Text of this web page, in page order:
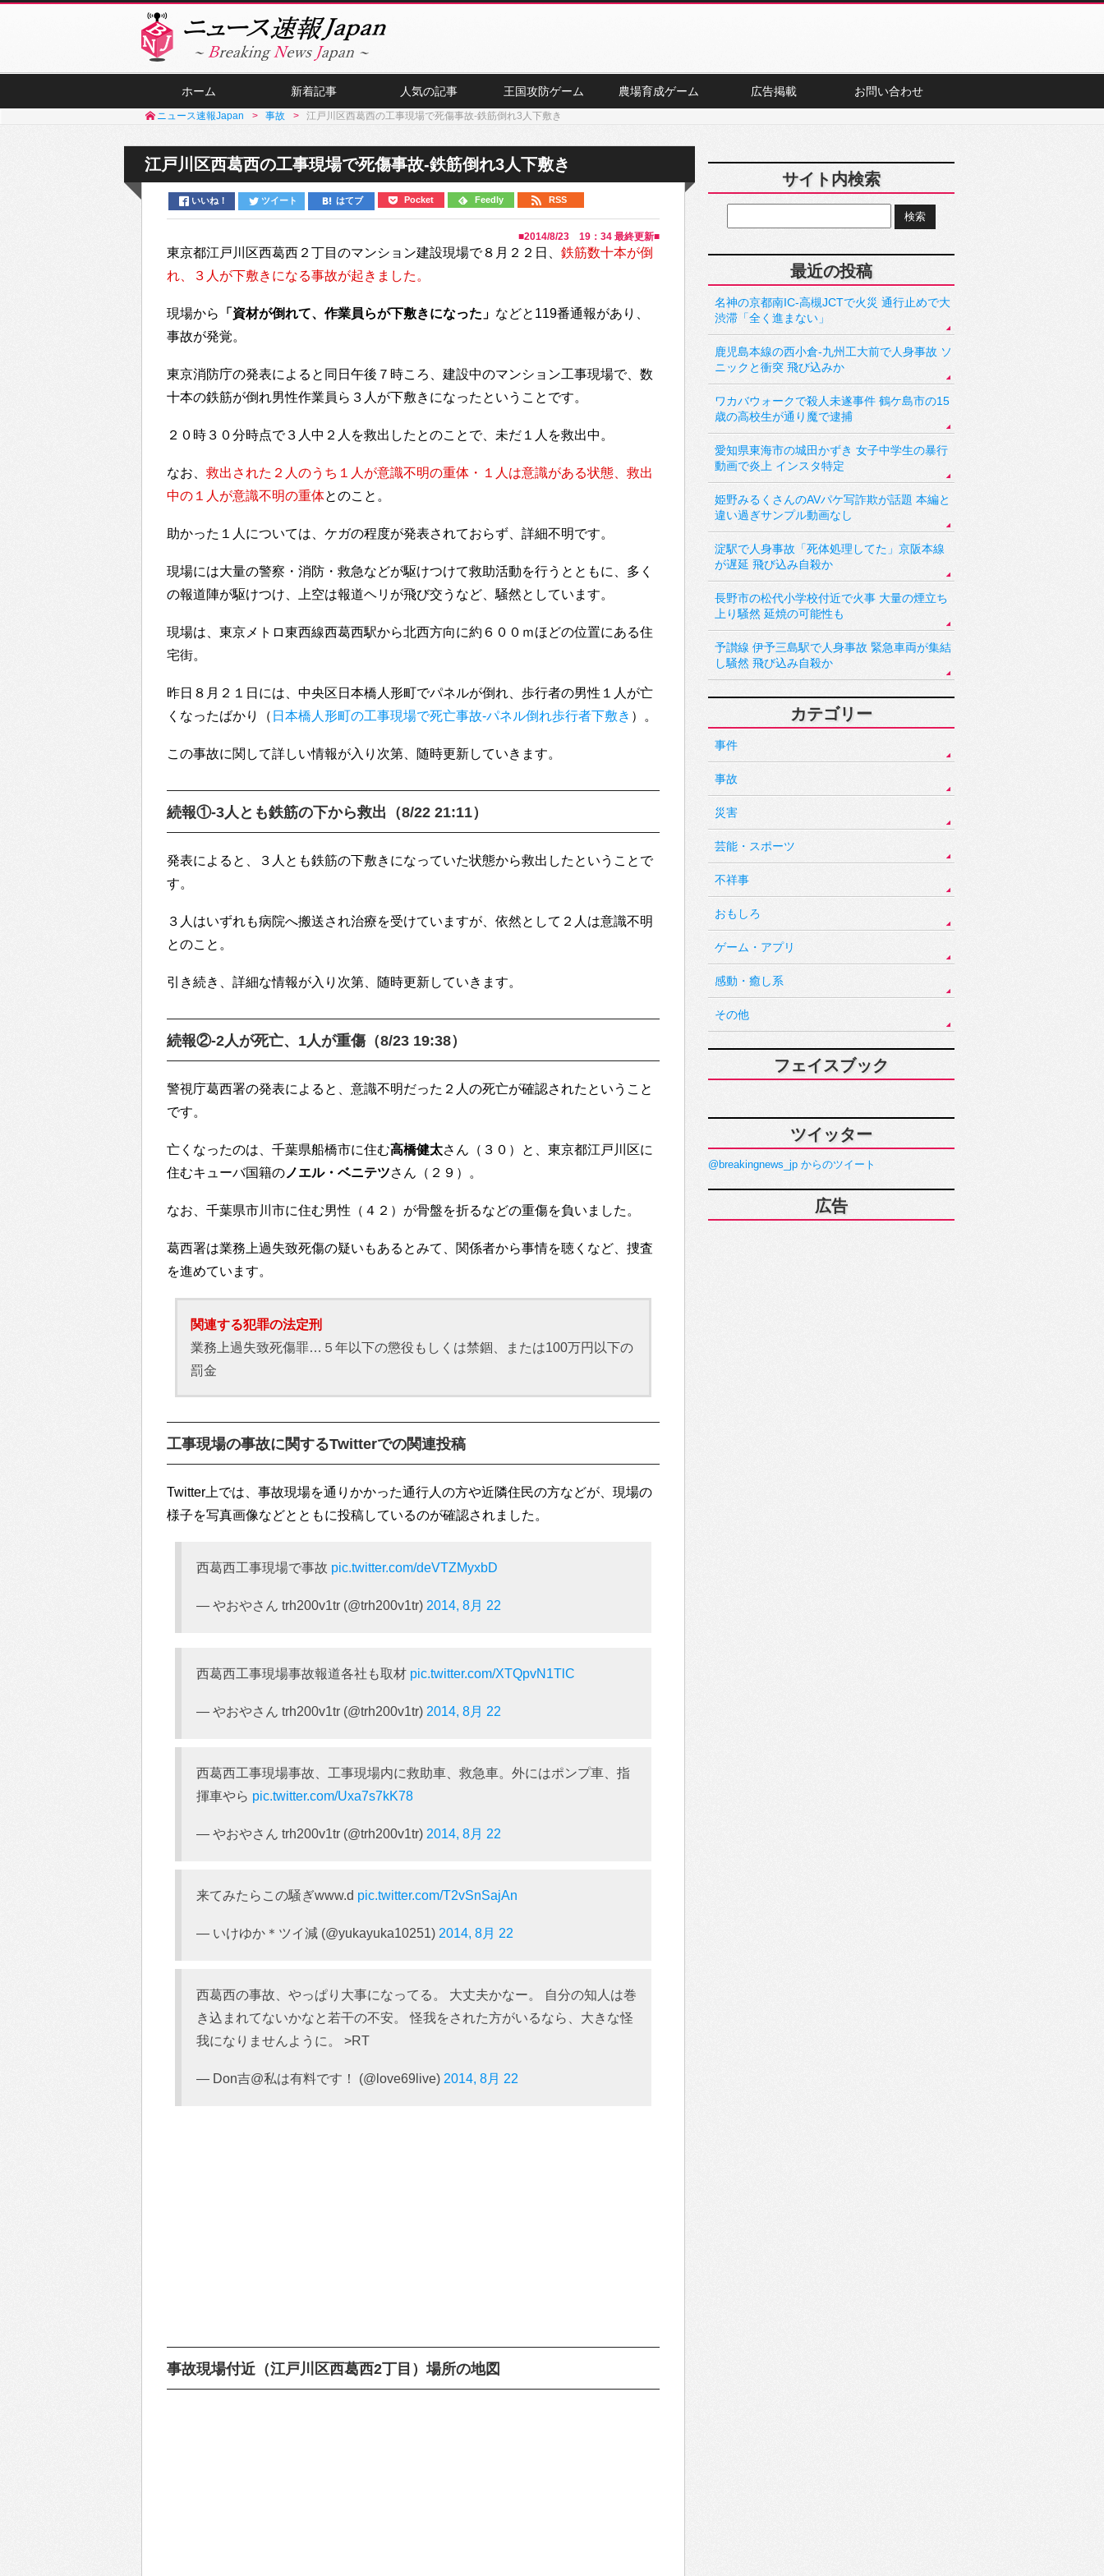
ホーム 新着記事 人気の記事 王国攻防ゲーム 農場育成ゲーム 広告掲載 お問い合わせ
ニュース速報Japan 事故 江戸川区西葛西の工事現場で死傷事故-鉄筋倒れ3人下敷き
江戸川区西葛西の工事現場で死傷事故-鉄筋倒れ3人下敷き
いいね！ ツイート はてブ Pocket Feedly RSS
■2014/8/23 19：34 最終更新■
東京都江戸川区西葛西２丁目のマンション建設現場で８月２２日、 鉄筋数十本が倒
れ、３人が下敷きになる事故が起きました。
現場から 「資材が倒れて、作業員らが下敷きになった」 などと119番通報があり、
事故が発覚。
東京消防庁の発表によると同日午後７時ころ、建設中のマンション工事現場で、数
十本の鉄筋が倒れ男性作業員ら３人が下敷きになったということです。
２０時３０分時点で３人中２人を救出したとのことで、未だ１人を救出中。
なお、 救出された２人のうち１人が意識不明の重体・１人は意識がある状態、救出
中の１人が意識不明の重体とのこと。
助かった１人については、ケガの程度が発表されておらず、詳細不明です。
現場には大量の警察・消防・救急などが駆けつけて救助活動を行うとともに、多く
の報道陣が駆けつけ、上空は報道ヘリが飛び交うなど、騒然としています。
現場は、東京メトロ東西線西葛西駅から北西方向に約６００ｍほどの位置にある住
宅街。
昨日８月２１日には、中央区日本橋人形町でパネルが倒れ、歩行者の男性１人が亡
くなったばかり（ 日本橋人形町の工事現場で死亡事故-パネル倒れ歩行者下敷き ）。
この事故に関して詳しい情報が入り次第、随時更新していきます。
続報①-3人とも鉄筋の下から救出（8/22 21:11）
発表によると、３人とも鉄筋の下敷きになっていた状態から救出したということで
す。
３人はいずれも病院へ搬送され治療を受けていますが、依然として２人は意識不明
とのこと。
引き続き、詳細な情報が入り次第、随時更新していきます。
続報②-2人が死亡、1人が重傷（8/23 19:38）
警視庁葛西署の発表によると、意識不明だった２人の死亡が確認されたということ
です。
亡くなったのは、千葉県船橋市に住む高橋健太さん（３０）と、東京都江戸川区に
住むキューバ国籍の ノエル・ベニテツさん（２９）。
なお、千葉県市川市に住む男性（４２）が骨盤を折るなどの重傷を負いました。
葛西署は業務上過失致死傷の疑いもあるとみて、関係者から事情を聴くなど、捜査
を進めています。
関連する犯罪の法定刑
業務上過失致死傷罪…５年以下の懲役もしくは禁錮、または100万円以下の
罰金
工事現場の事故に関するTwitterでの関連投稿
Twitter上では、事故現場を通りかかった通行人の方や近隣住民の方などが、現場の
様子を写真画像などとともに投稿しているのが確認されました。
西葛西工事現場で事故 pic.twitter.com/deVTZMyxbD
— やおやさん trh200v1tr (@trh200v1tr) 2014, 8月 22
西葛西工事現場事故報道各社も取材 pic.twitter.com/XTQpvN1TlC
— やおやさん trh200v1tr (@trh200v1tr) 2014, 8月 22
西葛西工事現場事故、工事現場内に救助車、救急車。外にはポンプ車、指
揮車やら pic.twitter.com/Uxa7s7kK78
— やおやさん trh200v1tr (@trh200v1tr) 2014, 8月 22
来てみたらこの騒ぎwww.d pic.twitter.com/T2vSnSajAn
— いけゆか＊ツイ減 (@yukayuka10251) 2014, 8月 22
西葛西の事故、やっぱり大事になってる。 大丈夫かなー。 自分の知人は巻
き込まれてないかなと若干の不安。 怪我をされた方がいるなら、大きな怪
我になりませんように。 >RT
— Don吉@私は有料です！ (@love69live) 2014, 8月 22
事故現場付近（江戸川区西葛西2丁目）場所の地図
サイト内検索
最近の投稿
名神の京都南IC-高槻JCTで火災 通行止めで大
渋滞「全く進まない」
鹿児島本線の西小倉-九州工大前で人身事故 ソ
ニックと衝突 飛び込みか
ワカバウォークで殺人未遂事件 鶴ケ島市の15
歳の高校生が通り魔で逮捕
愛知県東海市の城田かずき 女子中学生の暴行
動画で炎上 インスタ特定
姫野みるくさんのAVパケ写詐欺が話題 本編と
違い過ぎサンプル動画なし
淀駅で人身事故「死体処理してた」京阪本線
が遅延 飛び込み自殺か
長野市の松代小学校付近で火事 大量の煙立ち
上り騒然 延焼の可能性も
予讃線 伊予三島駅で人身事故 緊急車両が集結
し騒然 飛び込み自殺か
カテゴリー
事件
事故
災害
芸能・スポーツ
不祥事
おもしろ
ゲーム・アプリ
感動・癒し系
その他
フェイスブック
ツイッター
@breakingnews_jp からのツイート
広告